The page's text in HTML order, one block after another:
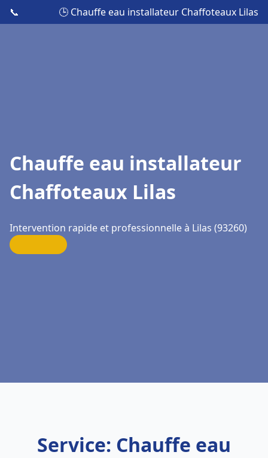
📞 🕒 Chauffe eau installateur Chaffoteaux Lilas
Chauffe eau installateur
Chaffoteaux Lilas
Intervention rapide et professionnelle à Lilas (93260)
Service: Chauffe eau